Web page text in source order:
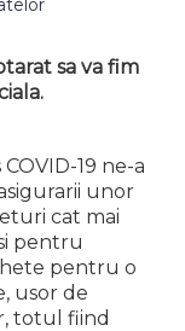
sa va fim
19 ne-a
unor
cat mai
pentru
pentru o
usor de
totul fiind